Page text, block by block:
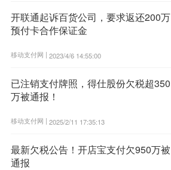
开联通起诉百货公司，要求返还200万
预付卡合作保证金
移动支付网 | 2023/4/6 14:55:00
已注销支付牌照，得仕股份欠税超350
万被通报！
移动支付网 | 2025/2/11 17:35:13
最新欠税公告！开店宝支付欠950万被
通报